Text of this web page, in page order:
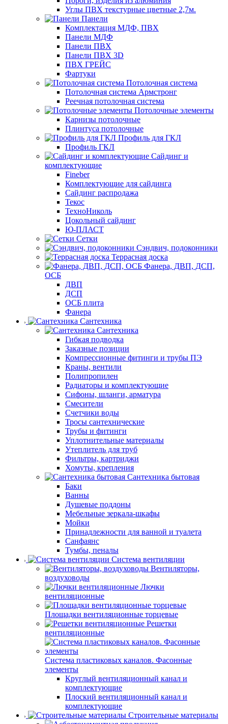
Углы ПВХ текстурные цветные 2,7м.
Панели
Комплектация МДФ, ПВХ
Панели МДФ
Панели ПВХ
Панели ПВХ 3D
ПВХ ГРЕЙС
Фартуки
Потолочная система
Потолочная система Армстронг
Реечная потолочная система
Потолочные элементы
Карнизы потолочные
Плинтуса потолочные
Профиль для ГКЛ
Профиль ГКЛ
Сайдинг и
комплектующие
Fineber
Комплектующие для сайдинга
Сайдинг распродажа
Текос
ТехноНиколь
Цокольный сайдинг
Ю-ПЛАСТ
Сетки
Сэндвич, подоконники
Террасная доска
Фанера, ДВП, ДСП,
ОСБ
ДВП
ДСП
ОСБ плита
Фанера
Сантехника
Сантехника
Гибкая подводка
Заказные позиции
Компрессионные фитинги и трубы ПЭ
Краны, вентили
Полипропилен
Радиаторы и комплектующие
Сифоны, шланги, арматура
Смесители
Счетчики воды
Тросы сантехнические
Трубы и фитинги
Уплотнительные материалы
Утеплитель для труб
Фильтры, картриджи
Хомуты, крепления
Сантехника бытовая
Баки
Ванны
Душевые поддоны
Мебельные зеркала-шкафы
Мойки
Принадлежности для ванной и туалета
Санфаянс
Тумбы, пеналы
Система вентиляции
Вентиляторы,
воздуховоды
Лючки
вентиляционные
Площадки вентиляционные торцевые
Решетки
вентиляционные
Система пластиковых каналов. Фасонные
элементы
Круглый вентиляционный канал и
комплектующие
Плоский вентиляционный канал и
комплектующие
Строительные материалы